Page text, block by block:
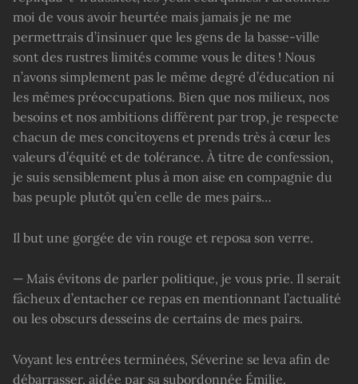
moi de vous avoir heurtée mais jamais je ne me
permettrais d’insinuer que les gens de la basse-ville
sont des rustres limités comme vous le dites ! Nous
n’avons simplement pas le même degré d’éducation ni
les mêmes préoccupations. Bien que nos milieux, nos
besoins et nos ambitions diffèrent par trop, je respecte
chacun de mes concitoyens et prends très à cœur les
valeurs d’équité et de tolérance. À titre de confession,
je suis sensiblement plus à mon aise en compagnie du
bas peuple plutôt qu’en celle de mes pairs…
Il but une gorgée de vin rouge et reposa son verre.
— Mais évitons de parler politique, je vous prie. Il serait
fâcheux d’entacher ce repas en mentionnant l’actualité
ou les obscurs desseins de certains de mes pairs.
Voyant les entrées terminées, Séverine se leva afin de
débarrasser, aidée par sa subordonnée Émilie.